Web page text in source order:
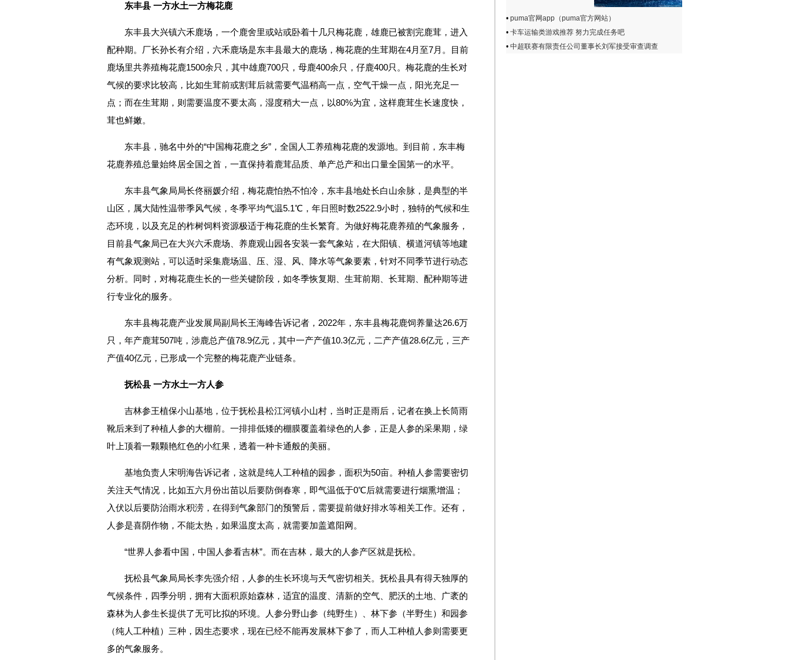
东丰县 一方水土一方梅花鹿
东丰县大兴镇六禾鹿场，一个鹿舍里或站或卧着十几只梅花鹿，雄鹿已被割完鹿茸，进入
配种期。厂长孙长有介绍，六禾鹿场是东丰县最大的鹿场，梅花鹿的生茸期在4月至7月。目前
鹿场里共养殖梅花鹿1500余只，其中雄鹿700只，母鹿400余只，仔鹿400只。梅花鹿的生长对
气候的要求比较高，比如生茸前或割茸后就需要气温稍高一点，空气干燥一点，阳光充足一
点；而在生茸期，则需要温度不要太高，湿度稍大一点，以80%为宜，这样鹿茸生长速度快，
茸也鲜嫩。
东丰县，驰名中外的“中国梅花鹿之乡”，全国人工养殖梅花鹿的发源地。到目前，东丰梅
花鹿养殖总量始终居全国之首，一直保持着鹿茸品质、单产总产和出口量全国第一的水平。
东丰县气象局局长佟丽媛介绍，梅花鹿怕热不怕冷，东丰县地处长白山余脉，是典型的半
山区，属大陆性温带季风气候，冬季平均气温5.1℃，年日照时数2522.9小时，独特的气候和生
态环境，以及充足的柞树饲料资源极适于梅花鹿的生长繁育。为做好梅花鹿养殖的气象服务，
目前县气象局已在大兴六禾鹿场、养鹿观山园各安装一套气象站，在大阳镇、横道河镇等地建
有气象观测站，可以适时采集鹿场温、压、湿、风、降水等气象要素，针对不同季节进行动态
分析。同时，对梅花鹿生长的一些关键阶段，如冬季恢复期、生茸前期、长茸期、配种期等进
行专业化的服务。
东丰县梅花鹿产业发展局副局长王海峰告诉记者，2022年，东丰县梅花鹿饲养量达26.6万
只，年产鹿茸507吨，涉鹿总产值78.9亿元，其中一产产值10.3亿元，二产产值28.6亿元，三产
产值40亿元，已形成一个完整的梅花鹿产业链条。
抚松县 一方水土一方人参
吉林参王植保小山基地，位于抚松县松江河镇小山村，当时正是雨后，记者在换上长筒雨
靴后来到了种植人参的大棚前。一排排低矮的棚膜覆盖着绿色的人参，正是人参的采果期，绿
叶上顶着一颗颗艳红色的小红果，透着一种卡通般的美丽。
基地负责人宋明海告诉记者，这就是纯人工种植的园参，面积为50亩。种植人参需要密切
关注天气情况，比如五六月份出苗以后要防倒春寒，即气温低于0℃后就需要进行烟熏增温；
入伏以后要防治雨水积涝，在得到气象部门的预警后，需要提前做好排水等相关工作。还有，
人参是喜阴作物，不能太热，如果温度太高，就需要加盖遮阳网。
“世界人参看中国，中国人参看吉林”。而在吉林，最大的人参产区就是抚松。
抚松县气象局局长李先强介绍，人参的生长环境与天气密切相关。抚松县具有得天独厚的
气候条件，四季分明，拥有大面积原始森林，适宜的温度、清新的空气、肥沃的土地、广袤的
森林为人参生长提供了无可比拟的环境。人参分野山参（纯野生）、林下参（半野生）和园参
（纯人工种植）三种，因生态要求，现在已经不能再发展林下参了，而人工种植人参则需要更
多的气象服务。
• puma官网app（puma官方网站）
• 卡车运输类游戏推荐 努力完成任务吧
• 中超联赛有限责任公司董事长刘军接受审查调查